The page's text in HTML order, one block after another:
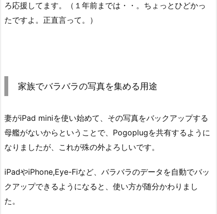
ろ応援してます。（１年前までは・・。ちょっとひどかっ
たですよ。正直言って。）
家族でバラバラの写真を集める用途
妻がiPad miniを使い始めて、その写真をバックアップする
母艦がないからということで、Pogoplugを共有するように
なりましたが、これが殊の外よろしいです。
iPadやiPhone,Eye-Fiなど、バラバラのデータを自動でバッ
クアップできるようになると、使い方が随分かわりまし
た。